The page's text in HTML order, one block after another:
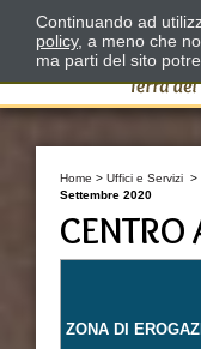
Home > Uffici e Servizi >
Settembre 2020
CENTRO
ZONA DI
Continuando ad
policy, a meno che
ma parti del sito